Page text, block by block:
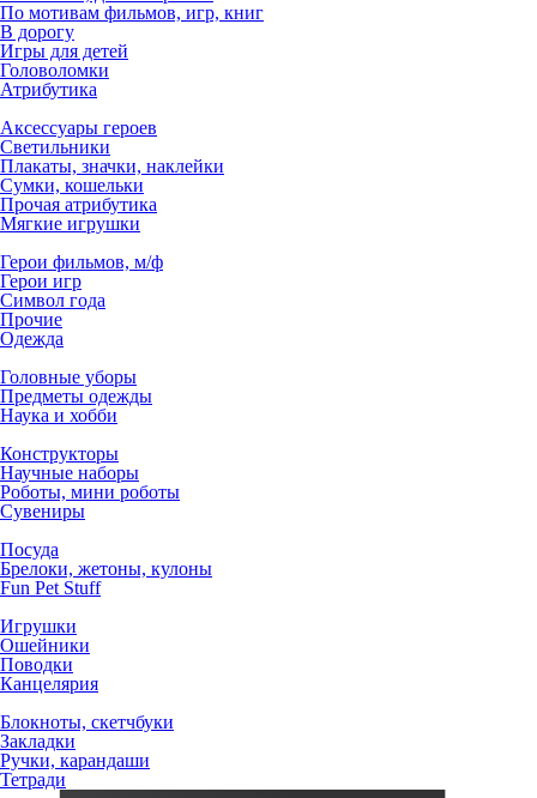
По мотивам фильмов, игр, книг
В дорогу
Игры для детей
Головоломки
Атрибутика
Аксессуары героев
Светильники
Плакаты, значки, наклейки
Сумки, кошельки
Прочая атрибутика
Мягкие игрушки
Герои фильмов, м/ф
Герои игр
Символ года
Прочие
Одежда
Головные уборы
Предметы одежды
Наука и хобби
Конструкторы
Научные наборы
Роботы, мини роботы
Сувениры
Посуда
Брелоки, жетоны, кулоны
Fun Pet Stuff
Игрушки
Ошейники
Поводки
Канцелярия
Блокноты, скетчбуки
Закладки
Ручки, карандаши
Тетради